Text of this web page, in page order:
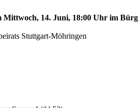
14. Juni, 18:00 Uhr im
Stuttgart-Möhringen